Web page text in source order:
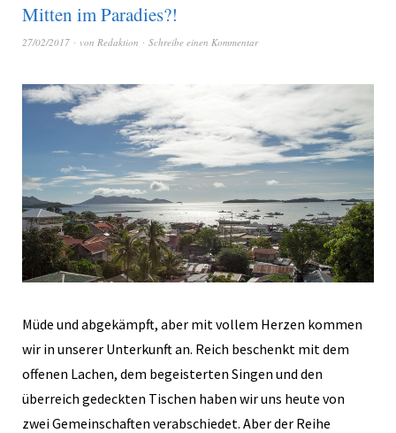
Mitten im Paradies?!
27/02/2017 von Redaktion Schreibe einen Kommentar
Müde und abgekämpft, aber mit vollem Herzen kommen
wir in unserer Unterkunft an. Reich beschenkt mit dem
offenen Lachen, dem begeisterten Singen und den
überreich gedeckten Tischen haben wir uns heute von
zwei Gemeinschaften verabschiedet. Aber der Reihe